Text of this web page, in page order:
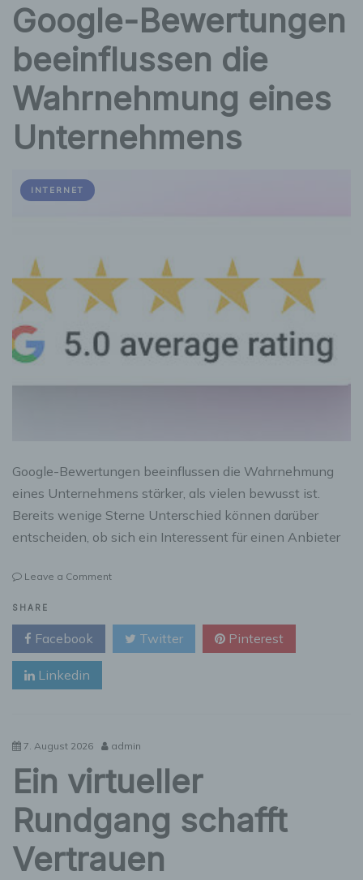
Google-Bewertungen
beeinflussen die
Wahrnehmung eines
Unternehmens
INTERNET
Google-Bewertungen beeinflussen die Wahrnehmung
eines Unternehmens stärker, als vielen bewusst ist.
Bereits wenige Sterne Unterschied können darüber
entscheiden, ob sich ein Interessent für einen Anbieter
Leave a Commenton
beeinflussen
die
Wahrnehmung
SHARE
Facebook Twitter Pinterest
Linkedin
7. August 2026 admin
Ein virtueller
Rundgang schafft
Vertrauen